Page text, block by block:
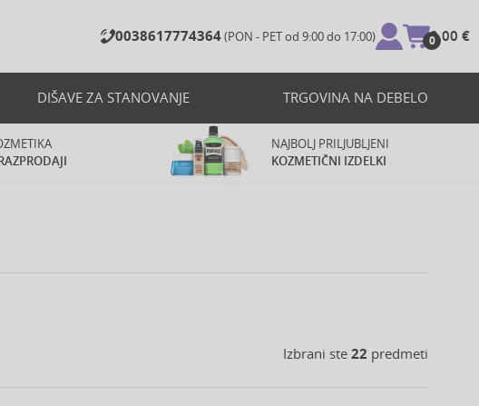
0038617774364(PON - PET od 9:00 do 17:00) 0
0,00 €
DIŠAVE ZA STANOVANJE TRGOVINA NA DEBELO
NAJBOLJ PRILJUBLJENI
KOZMETIČNI IZDELKI
Izbrani ste 22 predmeti